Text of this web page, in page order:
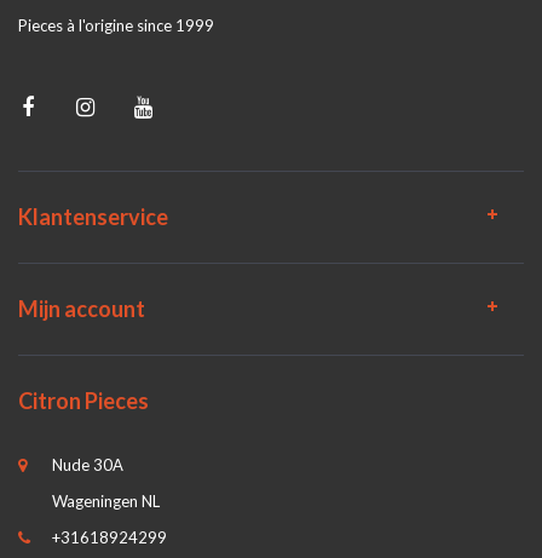
Pieces à l'origine since 1999
Klantenservice
Mijn account
Citron Pieces
Nude 30A
Wageningen NL
+31618924299